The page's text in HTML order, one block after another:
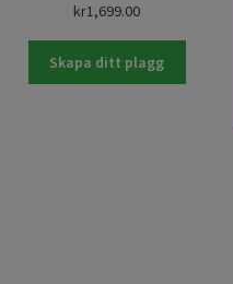
kr1,699.00
Skapa ditt plagg